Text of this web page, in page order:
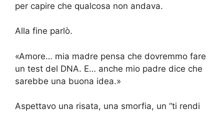
per capire che qualcosa non andava.
Alla fine parlò.
«Amore… mia madre pensa che dovremmo fare
un test del DNA. E… anche mio padre dice che
sarebbe una buona idea.»
Aspettavo una risata, una smorfia, un “ti rendi